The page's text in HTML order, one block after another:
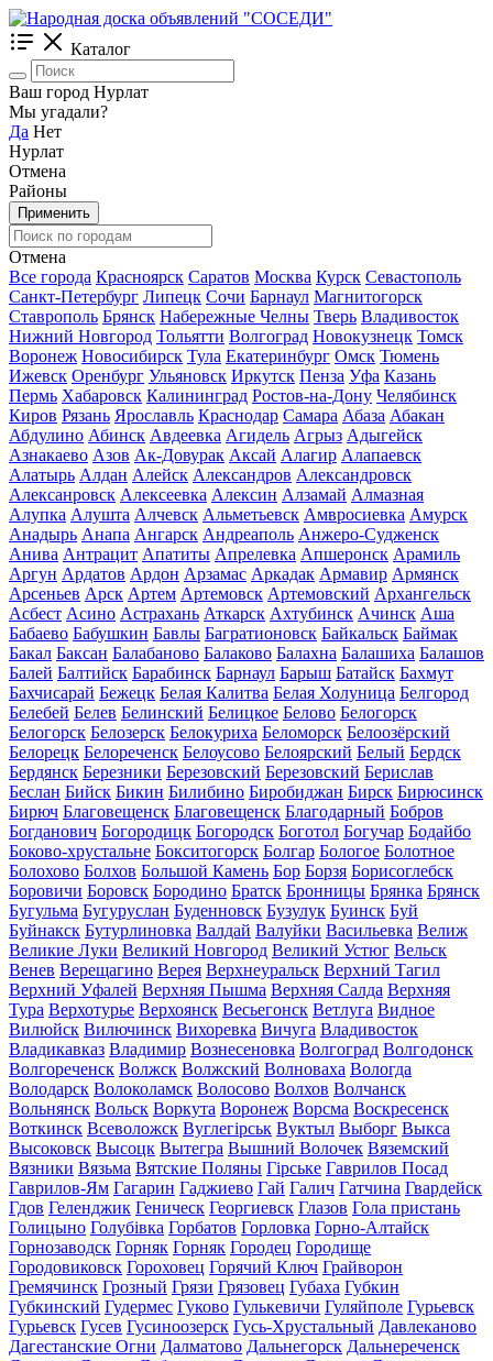
Каталог
Ваш город Нурлат
Мы угадали?
Да Нет
Нурлат
Отмена
Районы
Применить
Отмена
Все города Красноярск Саратов Москва Курск Севастополь
Санкт-Петербург Липецк Сочи Барнаул Магнитогорск
Ставрополь Брянск Набережные Челны Тверь Владивосток
Нижний Новгород Тольятти Волгоград Новокузнецк Томск
Воронеж Новосибирск Тула Екатеринбург Омск Тюмень
Ижевск Оренбург Ульяновск Иркутск Пенза Уфа Казань
Пермь Хабаровск Калининград Ростов-на-Дону Челябинск
Киров Рязань Ярославль Краснодар Самара Абаза Абакан
Абдулино Абинск Авдеевка Агидель Агрыз Адыгейск
Азнакаево Азов Ак-Довурак Аксай Алагир Алапаевск
Алатырь Алдан Алейск Александров Александровск
Алексанровск Алексеевка Алексин Алзамай Алмазная
Алупка Алушта Алчевск Альметьевск Амвросиевка Амурск
Анадырь Анапа Ангарск Андреаполь Анжеро-Судженск
Анива Антрацит Апатиты Апрелевка Апшеронск Арамиль
Аргун Ардатов Ардон Арзамас Аркадак Армавир Армянск
Арсеньев Арск Артем Артемовск Артемовский Архангельск
Асбест Асино Астрахань Аткарск Ахтубинск Ачинск Аша
Бабаево Бабушкин Бавлы Багратионовск Байкальск Баймак
Бакал Баксан Балабаново Балаково Балахна Балашиха Балашов
Балей Балтийск Барабинск Барнаул Барыш Батайск Бахмут
Бахчисарай Бежецк Белая Калитва Белая Холуница Белгород
Белебей Белев Белинский Белицкое Белово Белогорск
Белогорск Белозерск Белокуриха Беломорск Белоозёрский
Белорецк Белореченск Белоусово Белоярский Белый Бердск
Бердянск Березники Березовский Березовский Берислав
Беслан Бийск Бикин Билибино Биробиджан Бирск Бирюсинск
Бирюч Благовещенск Благовещенск Благодарный Бобров
Богданович Богородицк Богородск Боготол Богучар Бодайбо
Боково-хрустальне Бокситогорск Болгар Бологое Болотное
Болохово Болхов Большой Камень Бор Борзя Борисоглебск
Боровичи Боровск Бородино Братск Бронницы Брянка Брянск
Бугульма Бугуруслан Буденновск Бузулук Буинск Буй
Буйнакск Бутурлиновка Валдай Валуйки Васильевка Велиж
Великие Луки Великий Новгород Великий Устюг Вельск
Венев Верещагино Верея Верхнеуральск Верхний Тагил
Верхний Уфалей Верхняя Пышма Верхняя Салда Верхняя
Тура Верхотурье Верхоянск Весьегонск Ветлуга Видное
Вилюйск Вилючинск Вихоревка Вичуга Владивосток
Владикавказ Владимир Вознесеновка Волгоград Волгодонск
Волгореченск Волжск Волжский Волноваха Вологда
Володарск Волоколамск Волосово Волхов Волчанск
Вольнянск Вольск Воркута Воронеж Ворсма Воскресенск
Воткинск Всеволожск Вуглегірськ Вуктыл Выборг Выкса
Высоковск Высоцк Вытегра Вышний Волочек Вяземский
Вязники Вязьма Вятские Поляны Гірське Гаврилов Посад
Гаврилов-Ям Гагарин Гаджиево Гай Галич Гатчина Гвардейск
Гдов Геленджик Геническ Георгиевск Глазов Гола пристань
Голицыно Голубівка Горбатов Горловка Горно-Алтайск
Горнозаводск Горняк Горняк Городец Городище
Городовиковск Гороховец Горячий Ключ Грайворон
Гремячинск Грозный Грязи Грязовец Губаха Губкин
Губкинский Гудермес Гуково Гулькевичи Гуляйполе Гурьевск
Гурьевск Гусев Гусиноозерск Гусь-Хрустальный Давлеканово
Дагестанские Огни Далматово Дальнегорск Дальнереченск